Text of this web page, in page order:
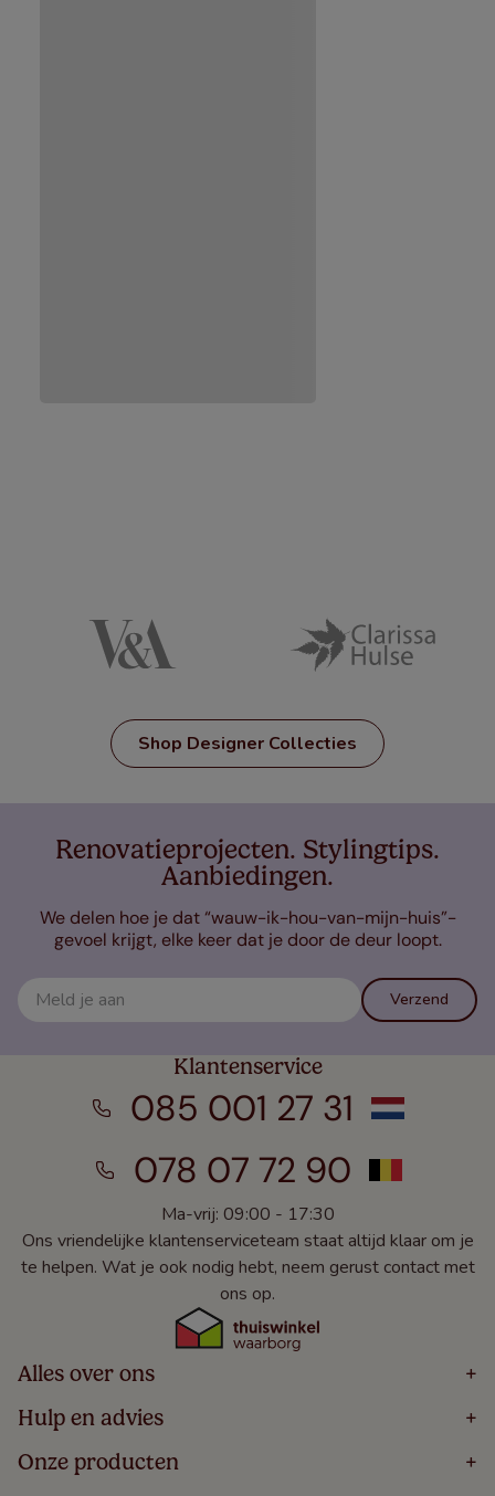
Shop Designer Collecties
Renovatieprojecten. Stylingtips.
Aanbiedingen.
We delen hoe je dat “wauw-ik-hou-van-mijn-huis”-
gevoel krijgt, elke keer dat je door de deur loopt.
Verzend
Klantenservice
085 001 27 31
078 07 72 90
Ma-vrij: 09:00 - 17:30
Ons vriendelijke klantenserviceteam staat altijd klaar om je
te helpen. Wat je ook nodig hebt, neem gerust contact met
ons op.
Alles over ons +
Home
Over
Bestellen
Hulp en advies +
Volg Je Bestelling
Levering
Onze producten +